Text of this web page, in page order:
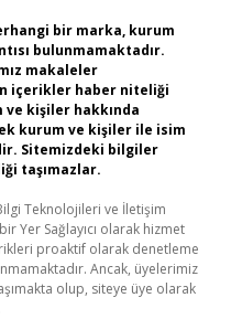
bir marka, kurum
bulunmamaktadır.
makaleler
içerikler haber niteliği
kişiler hakkında
kurum ve kişiler ile isim
Sitemizdeki bilgiler
taşımazlar.
Teknolojileri ve İletişim
Yer Sağlayıcı olarak hizmet
proaktif olarak denetleme
Ancak, üyelerimiz
olup, siteye üye olarak